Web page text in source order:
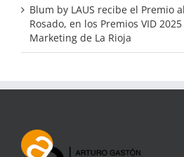
Blum by LAUS recibe el Premio
Rosado, en los Premios VID
Marketing de La Rioja